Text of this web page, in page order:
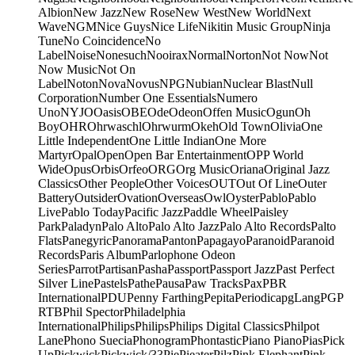
AlbionNew JazzNew RoseNew WestNew WorldNext
WaveNGMNice GuysNice LifeNikitin Music GroupNinja
TuneNo CoincidenceNo
LabelNoiseNonesuchNooiraxNormalNortonNot NowNot
Now MusicNot On
LabelNotonNovaNovusNPGNubianNuclear BlastNull
CorporationNumber One EssentialsNumero
UnoNYJOOasisOBEOdeOdeonOffen MusicOgunOh
BoyOHROhrwaschlOhrwurmOkehOld TownOliviaOne
Little IndependentOne Little IndianOne More
MartyrOpalOpenOpen Bar EntertainmentOPP World
WideOpusOrbisOrfeoORGOrg MusicOrianaOriginal Jazz
ClassicsOther PeopleOther VoicesOUTOut Of LineOuter
BatteryOutsiderOvationOverseasOwlOysterPabloPablo
LivePablo TodayPacific JazzPaddle WheelPaisley
ParkPaladynPalo AltoPalo Alto JazzPalo Alto RecordsPalto
FlatsPanegyricPanoramaPantonPapagayoParanoidParanoid
RecordsParis AlbumParlophone Odeon
SeriesParrotPartisanPashaPassportPassport JazzPast Perfect
Silver LinePastelsPathePausaPaw TracksPaxPBR
InternationalPDUPenny FarthingPepitaPeriodicapgLangPGP
RTBPhil SpectorPhiladelphia
InternationalPhilipsPhilipsPhilips Digital ClassicsPhilpot
LanePhono SueciaPhonogramPhontasticPiano PianoPiasPick